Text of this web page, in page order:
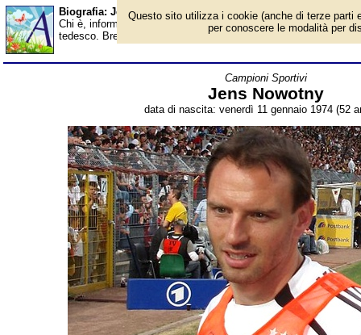
Biografia: Jens Nowotny - età - Almanacco
Chi è, informazioni, foto, qual è la data di nascita, età, dove è
tedesco. Breve biografia. Voce dell'Almanacco.
Campioni Sportivi
Jens Nowotny
data di nascita: venerdì 11 gennaio 1974 (52
Questo sito utilizza i cookie (anche di terze parti
per conoscere le modalità per